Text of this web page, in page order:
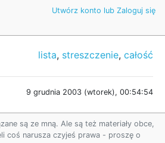
Utwórz konto lub Zaloguj się
lista, streszczenie, całość
9 grudnia 2003 (wtorek), 00:54:54
są ze mną. Ale są też materiały obce,
coś narusza czyjeś prawa - proszę o